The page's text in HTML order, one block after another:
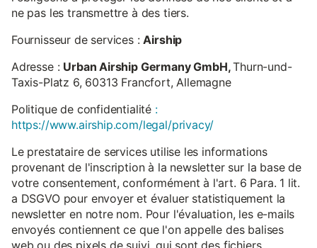
ne pas les transmettre à des tiers.
Fournisseur de services :Airship
Adresse : Urban Airship Germany GmbH,Thurn-und-
Taxis-Platz 6, 60313 Francfort, Allemagne
Politique de confidentialité :
https://www.airship.com/legal/privacy/
Le prestataire de services utilise les informations
provenant de l'inscription à la newsletter sur la base de
votre consentement, conformément à l'art. 6 Para. 1 lit.
a DSGVO pour envoyer et évaluer statistiquement la
newsletter en notre nom. Pour l'évaluation, les e-mails
envoyés contiennent ce que l'on appelle des balises
web ou des pixels de suivi, qui sont des fichiers